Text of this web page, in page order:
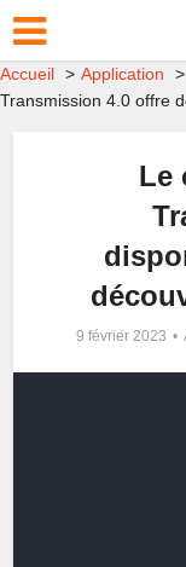
Accueil
Application
Transmission 4.0 offre
Le
9 février 2023